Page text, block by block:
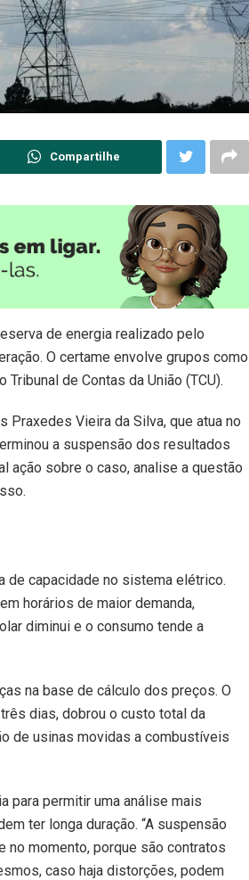
Compartilhe
de energia realizado pelo
O certame envolve grupos como
de Contas da União (TCU).
Vieira da Silva, que atua no
a suspensão dos resultados
ação sobre o caso, analise a questão
de capacidade no sistema elétrico.
horários de maior demanda,
diminui e o consumo tende a
na base de cálculo dos preços. O
dias, dobrou o custo total da
de usinas movidas a combustíveis
para permitir uma análise mais
ter longa duração. “A suspensão
no momento, porque são contratos
caso haja distorções, podem